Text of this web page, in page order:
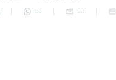
-- --